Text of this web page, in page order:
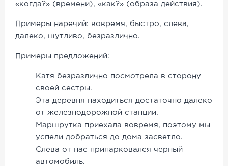
«когда?» (времени), «как?» (образа действия).
Примеры наречий: вовремя, быстро, слева,
далеко, шутливо, безразлично.
Примеры предложений:
Катя безразлично посмотрела в сторону
своей сестры.
Эта деревня находиться достаточно далеко
от железнодорожной станции.
Маршрутка приехала вовремя, поэтому мы
успели добраться до дома засветло.
Слева от нас припарковался черный
автомобиль.